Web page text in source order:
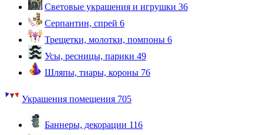
Световые украшения и игрушки 36
Серпантин, спрей 6
Трещетки, молотки, помпоны 6
Усы, ресницы, парики 49
Шляпы, тиары, короны 76
Украшения помещения 705
Баннеры, декорации 116